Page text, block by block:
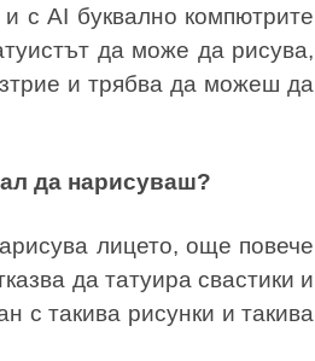
с AI буквално компютрите
да може да рисува,
и трябва да можеш да
да нарисуваш?
лицето, още повече
да татуира свастики и
с такива рисунки и такива